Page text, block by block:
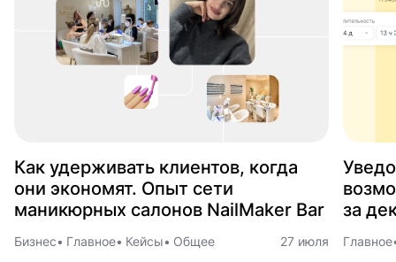
Как удерживать клиентов, когда
они экономят. Опыт сети
маникюрных салонов NailMaker Bar
Бизнес Главное Кейсы Общее 27 июля
за
Главное